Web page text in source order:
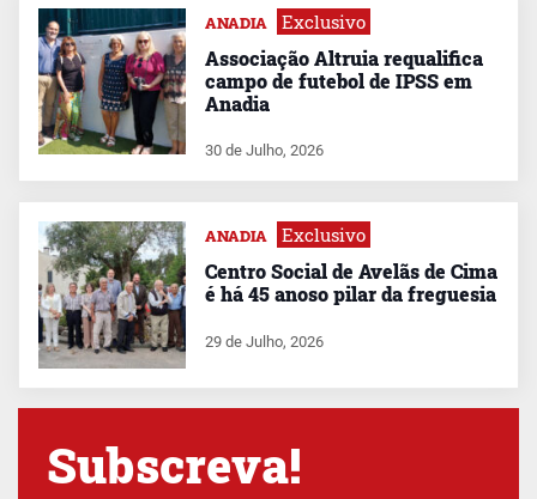
ANADIA Exclusivo
Associação Altruia requalifica
campo de futebol de IPSS em
Anadia
30 de Julho, 2026
ANADIA Exclusivo
Centro Social de Avelãs de Cima
é há 45 anoso pilar da freguesia
29 de Julho, 2026
Subscreva!